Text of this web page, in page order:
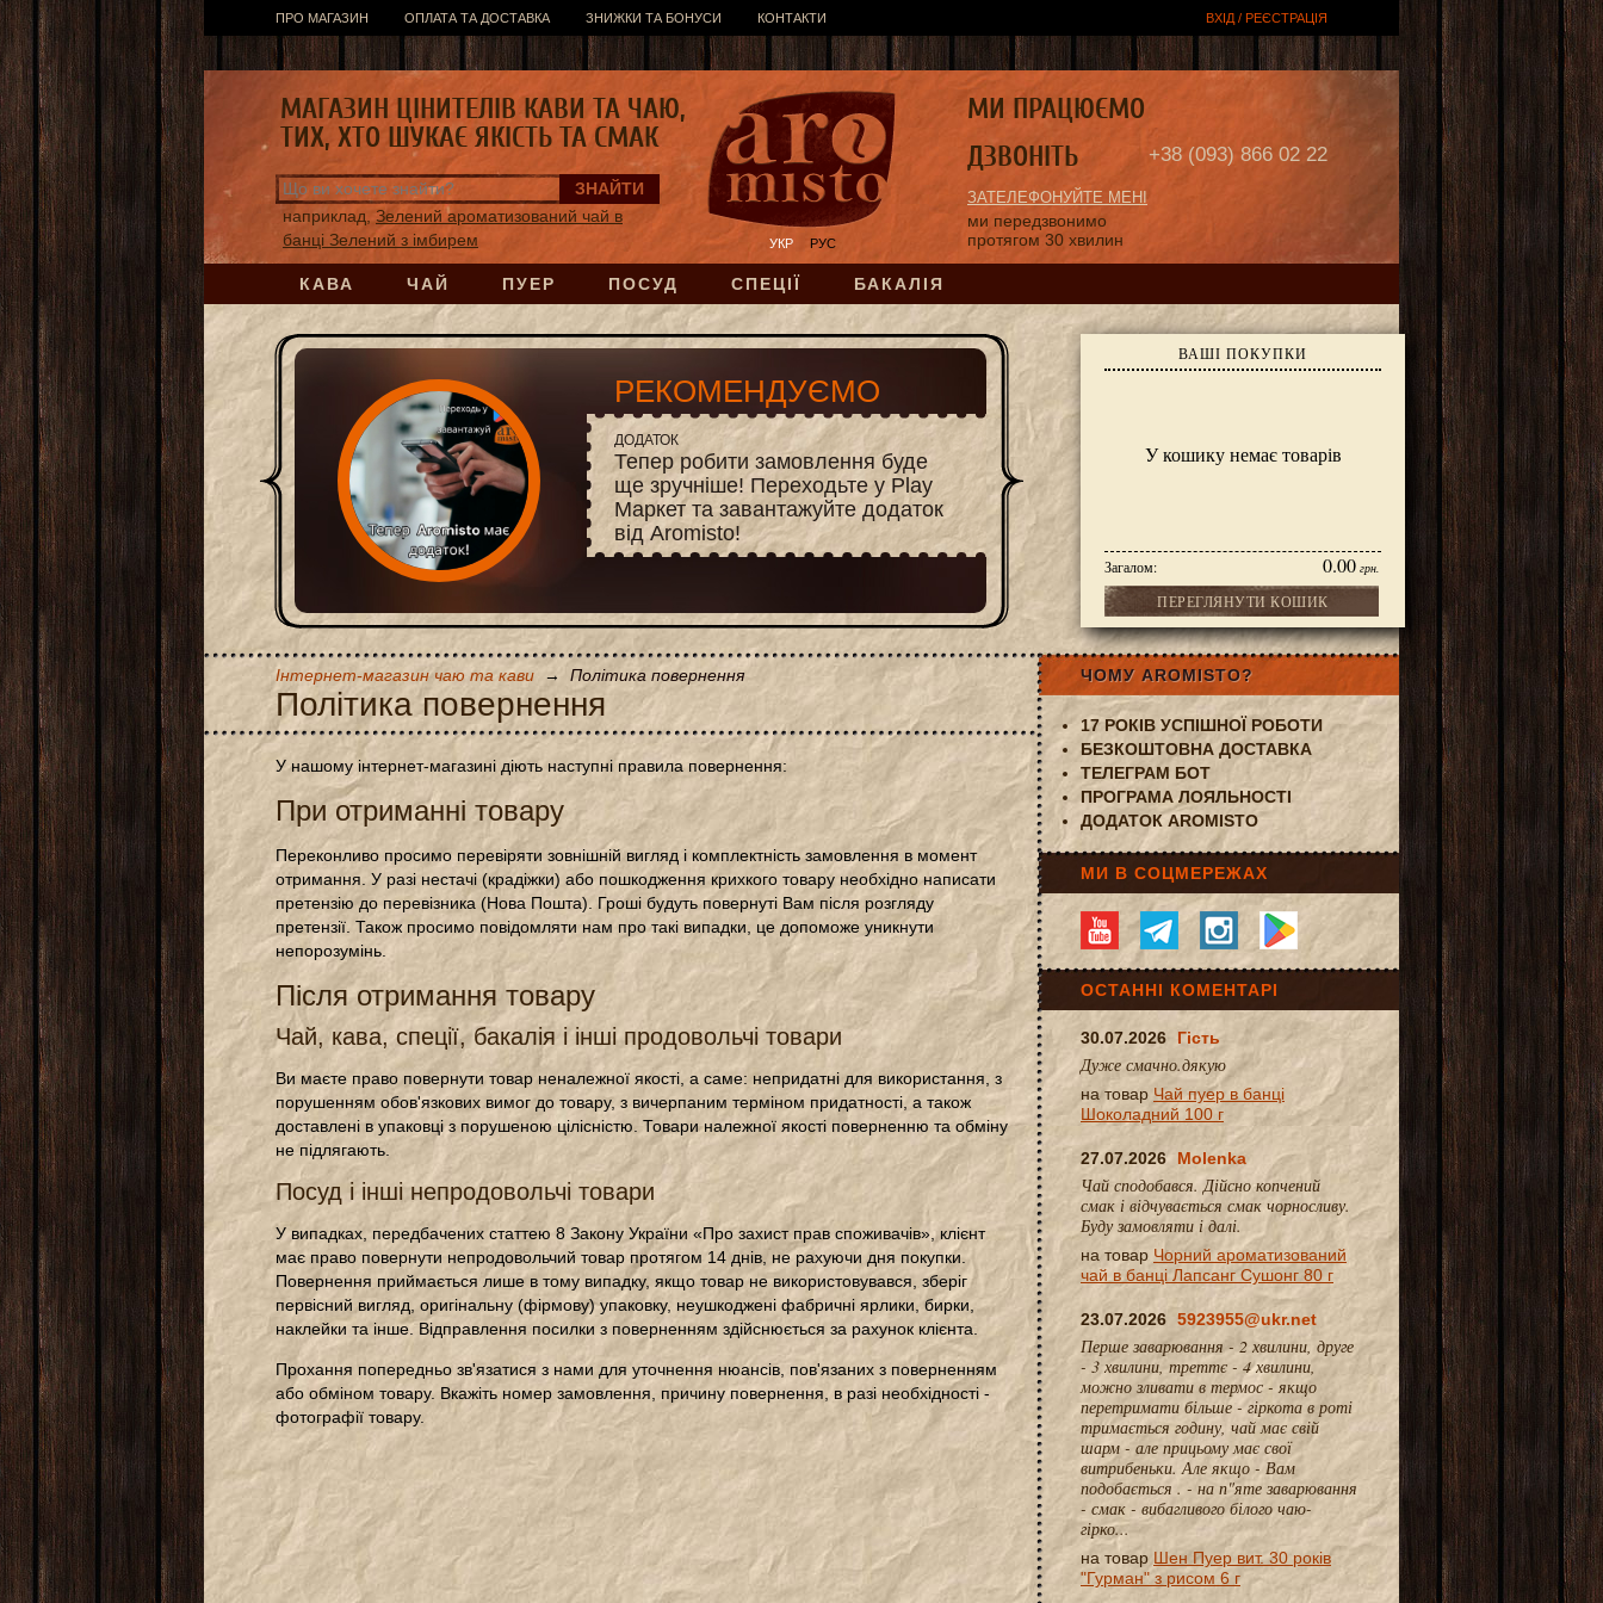
ПРО МАГАЗИН ОПЛАТА ТА ДОСТАВКА ЗНИЖКИ ТА БОНУСИ КОНТАКТИ ВХІД / РЕЄСТРАЦІЯ
КАВА ЧАЙ ПУЕР ПОСУД СПЕЦІЇ БАКАЛІЯ
УКР РУС
наприклад, Зелений ароматизований чай в
банці Зелений з імбирем
ВАШІ ПОКУПКИ
У кошику немає товарів
Загалом: 0.00 грн.
ПЕРЕГЛЯНУТИ КОШИК
+38 (093) 866 02 22
ЗАТЕЛЕФОНУЙТЕ МЕНІ
ми передзвонимо
протягом 30 хвилин
МАГАЗИН ЦІНИТЕЛІВ КАВИ ТА ЧАЮ,
ТИХ, ХТО ШУКАЄ ЯКІСТЬ ТА СМАК
МИ ПРАЦЮЄМО
ДЗВОНІТЬ
РЕКОМЕНДУЄМО
ДОДАТОК
Тепер робити замовлення буде
ще зручніше! Переходьте у Play
Маркет та завантажуйте додаток
від Aromisto!
Інтернет-магазин чаю та кави → Політика повернення
Політика повернення
У нашому інтернет-магазині діють наступні правила повернення:
При отриманні товару
Переконливо просимо перевіряти зовнішній вигляд і комплектність замовлення в момент
отримання. У разі нестачі (крадіжки) або пошкодження крихкого товару необхідно написати
претензію до перевізника (Нова Пошта). Гроші будуть повернуті Вам після розгляду
претензії. Також просимо повідомляти нам про такі випадки, це допоможе уникнути
непорозумінь.
Після отримання товару
Чай, кава, спеції, бакалія і інші продовольчі товари
Ви маєте право повернути товар неналежної якості, а саме: непридатні для використання, з
порушенням обов'язкових вимог до товару, з вичерпаним терміном придатності, а також
доставлені в упаковці з порушеною цілісністю. Товари належної якості поверненню та обміну
не підлягають.
Посуд і інші непродовольчі товари
У випадках, передбачених статтею 8 Закону України «Про захист прав споживачів», клієнт
має право повернути непродовольчий товар протягом 14 днів, не рахуючи дня покупки.
Повернення приймається лише в тому випадку, якщо товар не використовувався, зберіг
первісний вигляд, оригінальну (фірмову) упаковку, неушкоджені фабричні ярлики, бирки,
наклейки та інше. Відправлення посилки з поверненням здійснюється за рахунок клієнта.
Прохання попередньо зв'язатися з нами для уточнення нюансів, пов'язаних з поверненням
або обміном товару. Вкажіть номер замовлення, причину повернення, в разі необхідності -
фотографії товару.
ЧОМУ AROMISTO?
17 РОКІВ УСПІШНОЇ РОБОТИ
БЕЗКОШТОВНА ДОСТАВКА
ТЕЛЕГРАМ БОТ
ПРОГРАМА ЛОЯЛЬНОСТІ
ДОДАТОК AROMISTO
МИ В СОЦМЕРЕЖАХ
ОСТАННІ КОМЕНТАРІ
30.07.2026 Гість
Дуже смачно.дякую
на товар Чай пуер в банці
Шоколадний 100 г
27.07.2026 Molenka
Чай сподобався. Дійсно копчений
смак і відчувається смак чорносливу.
Буду замовляти і далі.
на товар Чорний ароматизований
чай в банці Лапсанг Сушонг 80 г
23.07.2026 5923955@ukr.net
Перше заварювання - 2 хвилини, друге
- 3 хвилини, треттє - 4 хвилини,
можно зливати в термос - якщо
перетримати більше - гіркота в роті
тримається годину, чай має свій
шарм - але прицьому має свої
витрибеньки. Але якщо - Вам
подобається . - на п"яте заварювання
- смак - вибагливого білого чаю-
гірко...
на товар Шен Пуер вит. 30 років
"Гурман" з рисом 6 г